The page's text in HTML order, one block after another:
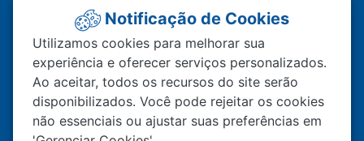
PREFEITURA MUNICIPAL DE
MATUPÁ
Av. Hermínio Ometto Nº 101 Bairro ZE - 022
CEP – 78.525-000 Matupá-MT
Notificação de Cookies
Utilizamos cookies para melhorar sua
experiência e oferecer serviços personalizados.
Ao aceitar, todos os recursos do site serão
disponibilizados. Você pode rejeitar os cookies
não essenciais ou ajustar suas preferências em